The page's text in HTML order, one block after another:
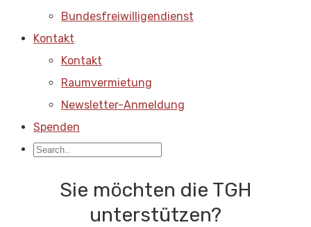
Bundesfreiwilligendienst
Kontakt
Kontakt
Raumvermietung
Newsletter-Anmeldung
Spenden
Sie möchten die TGH
unterstützen?